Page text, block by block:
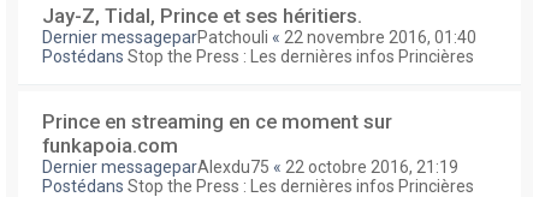
Jay-Z, Tidal, Prince et ses héritiers.
Dernier messageparPatchouli « 22 novembre 2016, 01:40
Postédans Stop the Press : Les dernières infos Princières
Prince en streaming en ce moment sur
funkapoia.com
Dernier messageparAlexdu75 « 22 octobre 2016, 21:19
Postédans Stop the Press : Les dernières infos Princières